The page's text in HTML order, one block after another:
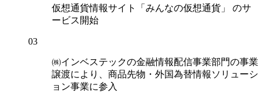
仮想通貨情報サイト「みんなの仮想通貨」 のサ
ービス開始
03
㈱インベステックの金融情報配信事業部門の事業
譲渡により、商品先物・外国為替情報ソリューシ
ョン事業に参入